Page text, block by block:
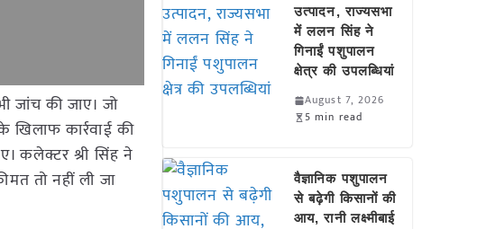
जांच की जाए। जो
कार्रवाई की
कलेक्टर श्री सिंह ने
तो नहीं ली जा
उत्पादन, राज्यसभा
में ललन सिंह ने
गिनाईं पशुपालन
क्षेत्र की उपलब्धियां
August 7, 2026
5 min read
वैज्ञानिक पशुपालन
से बढ़ेगी किसानों की
आय, रानी लक्ष्मीबाई